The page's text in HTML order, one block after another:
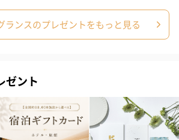
ランスのプレゼントをもっと見る
ゼント